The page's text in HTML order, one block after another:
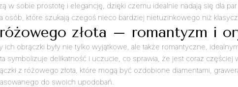
w sobie prostotę i elegancję, dzięki czemu idealnie nadają się dla
osób, które szukają czegoś nieco bardziej nietuzinkowego niż
złota – romantyzm i
ich obrączki były nie tylko wyjątkowe, ale także romantyczne,
symbolizuje delikatność i uczucie, co sprawia, że jest coraz częściej
z różowego złota, które mogą być ozdobione diamentami,
do swoich upodobań.